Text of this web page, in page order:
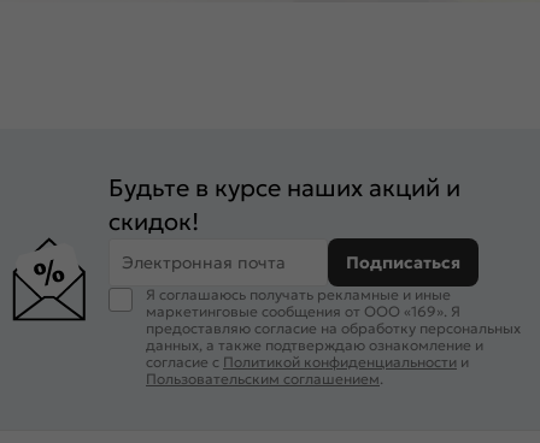
Будьте в курсе наших акций и
скидок!
Электронная почта Подписаться
Я соглашаюсь получать рекламные и иные
маркетинговые сообщения от ООО «169». Я
предоставляю согласие на обработку персональных
данных, а также подтверждаю ознакомление и
согласие с Политикой конфиденциальности и
Пользовательским соглашением.